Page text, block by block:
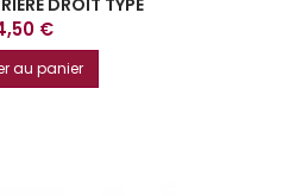
€
au panier